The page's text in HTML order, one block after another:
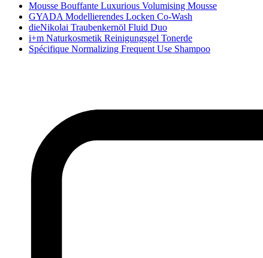
Mousse Bouffante Luxurious Volumising Mousse
GYADA Modellierendes Locken Co-Wash
dieNikolai Traubenkernöl Fluid Duo
i+m Naturkosmetik Reinigungsgel Tonerde
Spécifique Normalizing Frequent Use Shampoo